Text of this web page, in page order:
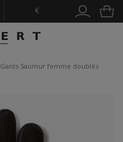
€
Gants Saumur femme doublés